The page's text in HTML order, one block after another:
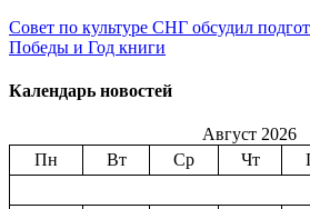
Совет по культуре СНГ обсудил
Победы и Год книги
Календарь новостей
Август 2026
Пн
Вт Ср Чт